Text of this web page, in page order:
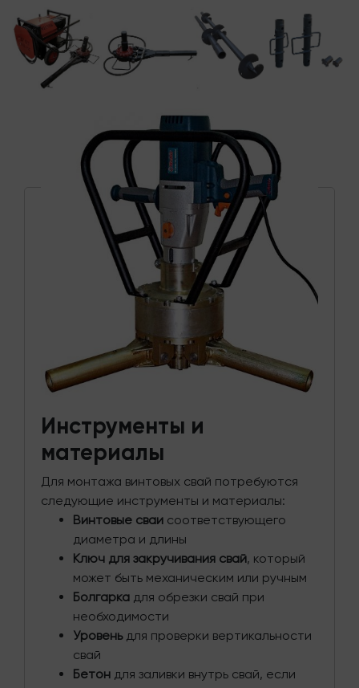
Инструменты и
материалы
Для монтажа винтовых свай потребуются
следующие инструменты и материалы:
Винтовые сваи соответствующего
диаметра и длины
Ключ для закручивания свай, который
может быть механическим или ручным
Болгарка для обрезки свай при
необходимости
Уровеньдля проверки вертикальности
свай
Бетон для заливки внутрь свай, если